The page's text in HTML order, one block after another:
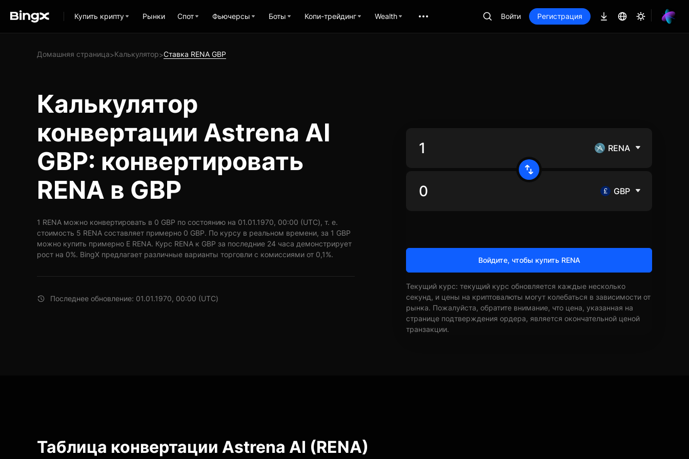
Купить крипту Рынки Спот Фьючерсы Боты Копи-трейдинг Wealth Войти Регистрация
Домашняя страница>Калькулятор>Ставка RENA GBP
Калькулятор
конвертации Astrena AI
GBP: конвертировать
RENA в GBP
1 RENA можно конвертировать в 0 GBP по состоянию на 01.01.1970, 00:00 (UTC), т. е.
стоимость 5 RENA составляет примерно 0 GBP. По курсу в реальном времени, за 1 GBP
можно купить примерно E RENA. Курс RENA к GBP за последние 24 часа демонстрирует
рост на 0%. BingX предлагает различные варианты торговли с комиссиями от 0,1%.
Последнее обновление: 01.01.1970, 00:00 (UTC)
RENA
GBP
Войдите, чтобы купить RENA
Текущий курс: текущий курс обновляется каждые несколько
секунд, и цены на криптовалюты могут колебаться в зависимости от
рынка. Пожалуйста, обратите внимание, что цена, указанная на
странице подтверждения ордера, является окончательной ценой
транзакции.
Таблица конвертации Astrena AI (RENA)